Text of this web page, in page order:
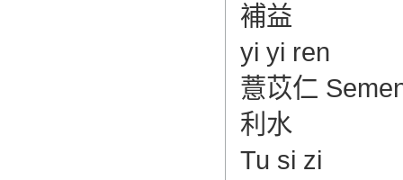
補益
yi yi ren
薏苡仁
利水
Tu si zi